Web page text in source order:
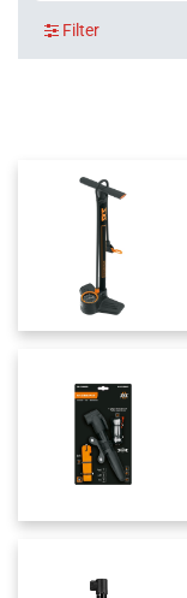
Filter